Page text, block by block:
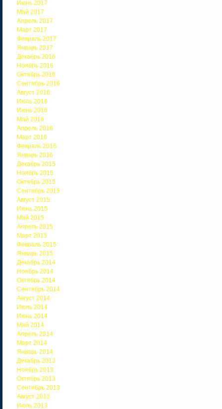
Июнь 2017
Май 2017
Апрель 2017
Март 2017
Февраль 2017
Январь 2017
Декабрь 2016
Ноябрь 2016
Октябрь 2016
Сентябрь 2016
Август 2016
Июль 2016
Июнь 2016
Май 2016
Апрель 2016
Март 2016
Февраль 2016
Январь 2016
Декабрь 2015
Ноябрь 2015
Октябрь 2015
Сентябрь 2015
Август 2015
Июнь 2015
Май 2015
Апрель 2015
Март 2015
Февраль 2015
Январь 2015
Декабрь 2014
Ноябрь 2014
Октябрь 2014
Сентябрь 2014
Август 2014
Июль 2014
Июнь 2014
Май 2014
Апрель 2014
Март 2014
Январь 2014
Декабрь 2013
Ноябрь 2013
Октябрь 2013
Сентябрь 2013
Август 2013
Июль 2013